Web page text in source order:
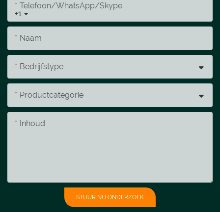
+1
Telefoon/WhatsApp/Skype
Naam
Bedrijfstype
Productcategorie
Inhoud
STUUR NU ONDERZOEK